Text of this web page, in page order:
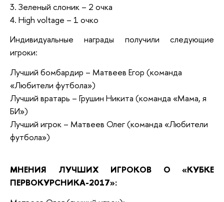
3. Зеленый слоник – 2 очка
4. High voltage – 1 очко
Индивидуальные награды получили следующие
игроки:
Лучший бомбардир – Матвеев Егор (команда
«Любители футбола»)
Лучший вратарь – Грушин Никита (команда «Мама, я
БИ»)
Лучший игрок – Матвеев Олег (команда «Любители
футбола»)
МНЕНИЯ ЛУЧШИХ ИГРОКОВ О«КУБКЕ
ПЕРВОКУРСНИКА-2017»: